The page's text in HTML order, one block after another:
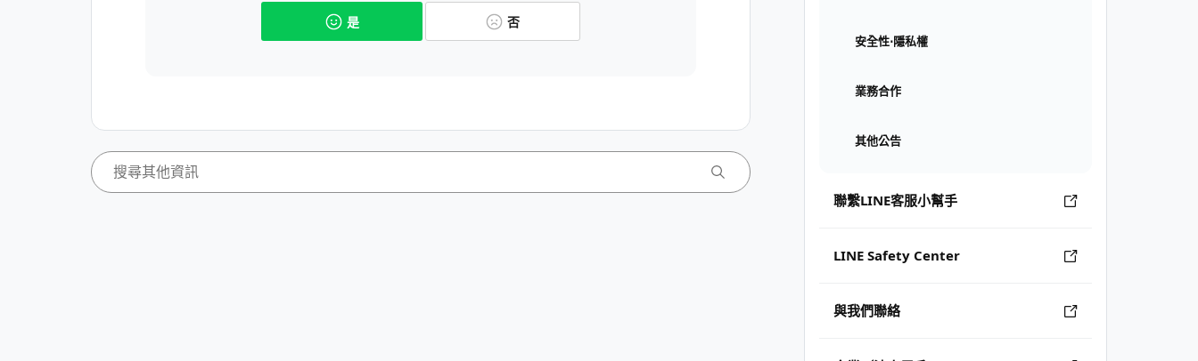
安全性⋅隱私權
業務合作
其他公告
聯繫LINE客服小幫手
LINE Safety Center
與我們聯絡
是 否